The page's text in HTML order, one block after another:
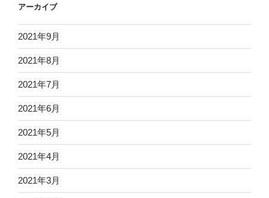
アーカイブ
2021年9月
2021年8月
2021年7月
2021年6月
2021年5月
2021年4月
2021年3月